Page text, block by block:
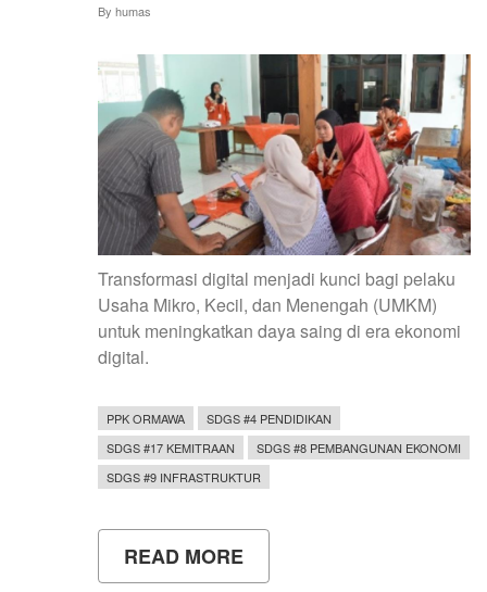
By humas
Transformasi digital menjadi kunci bagi pelaku
Usaha Mikro, Kecil, dan Menengah (UMKM)
untuk meningkatkan daya saing di era ekonomi
digital.
PPK ORMAWA
SDGS #4 PENDIDIKAN
SDGS #17 KEMITRAAN
SDGS #8 PEMBANGUNAN EKONOMI
SDGS #9 INFRASTRUKTUR
READ MORE
MAHASISWA